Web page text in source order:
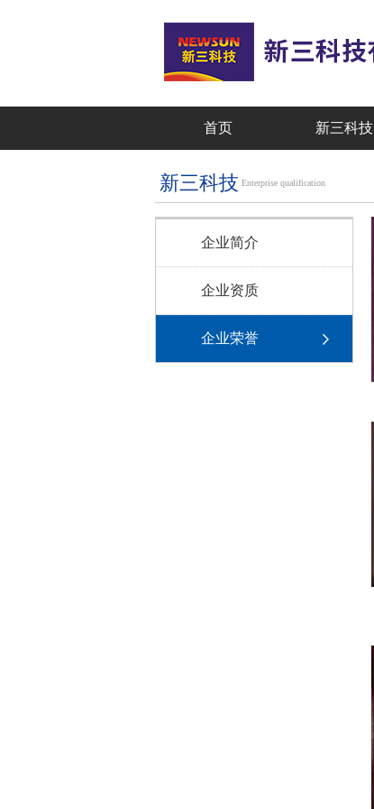
首页 新三科技
新三科技 Enterprise qualification
企业简介
企业资质
企业荣誉